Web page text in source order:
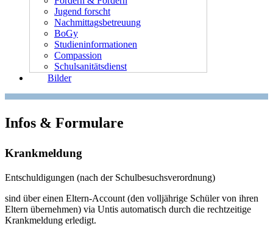
Jugend forscht
Nachmittagsbetreuung
BoGy
Studieninformationen
Compassion
Schulsanitätsdienst
Bilder
Infos & Formulare
Krankmeldung
Entschuldigungen (nach der Schulbesuchsverordnung)
sind über einen Eltern-Account (den volljährige Schüler von ihren
Eltern übernehmen) via Untis automatisch durch die rechtzeitige
Krankmeldung erledigt.